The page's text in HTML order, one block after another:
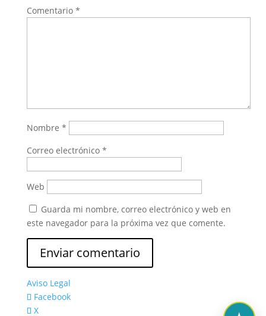
Comentario *
Nombre *
Correo electrónico *
Web
Guarda mi nombre, correo electrónico y web en
este navegador para la próxima vez que comente.
Aviso Legal
Facebook
X